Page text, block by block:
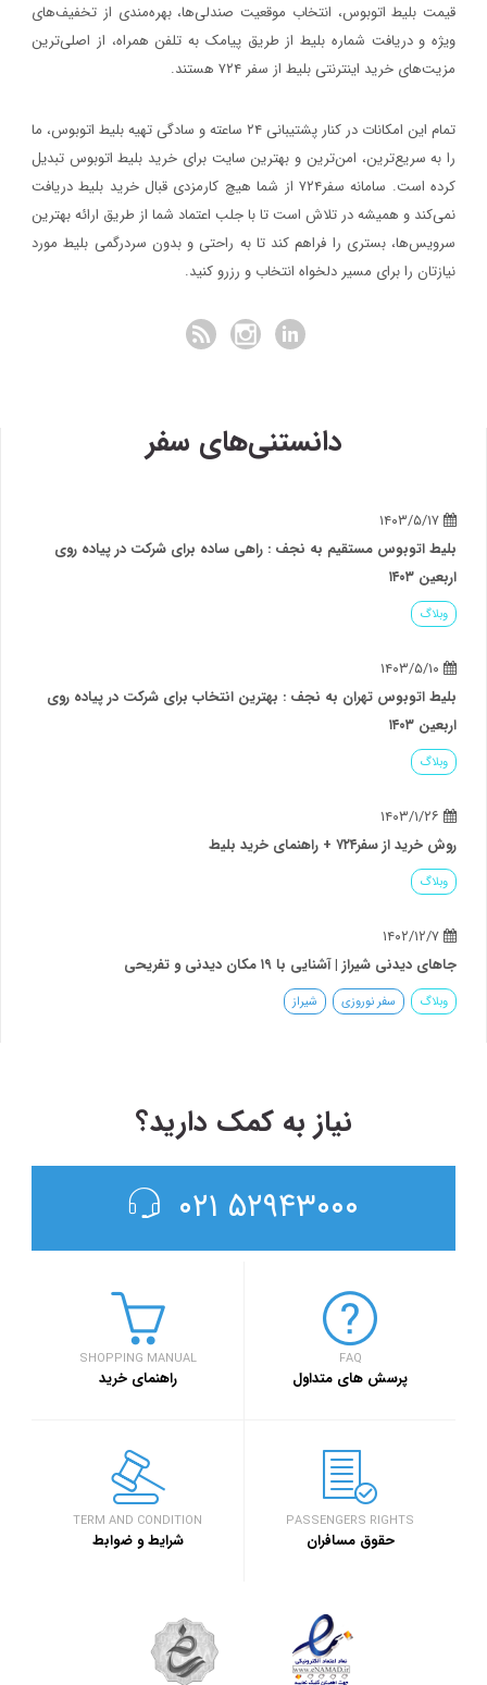
قیمت بلیط اتوبوس، انتخاب موقعیت صندلی‌ها، بهره‌مندی از تخفیف‌های
ویژه و دریافت شماره‌ بلیط از طریق پیامک به تلفن همراه، از اصلی‌ترین
مزیت‌های خرید اینترنتی بلیط از سفر ۷۲۴ هستند.
تمام این امکانات در کنار پشتیبانی‌ ۲۴ ساعته و سادگی تهیه بلیط اتوبوس، ما
را به سریع‌ترین، امن‌ترین و بهترین سایت برای خرید بلیط اتوبوس تبدیل
کرده است. سامانه سفر۷۲۴ از شما هیچ کارمزدی قبال خرید بلیط دریافت
نمی‌کند و همیشه در تلاش است تا با جلب اعتماد شما از طریق ارائه بهترین
سرویس‌ها، بستری را فراهم کند تا به راحتی و بدون سردرگمی بلیط مورد
نیازتان را برای مسیر دلخواه انتخاب و رزرو کنید.
دانستنی‌های سفر
بلیط اتوبوس مستقیم به نجف : راهی ساده برای شرکت در پیاده روی
اربعین ۱۴۰۳
وبلاگ
بلیط اتوبوس تهران به نجف : بهترین انتخاب برای شرکت در پیاده روی
اربعین ۱۴۰۳
وبلاگ
روش خرید از سفر۷۲۴ + راهنمای خرید بلیط
وبلاگ
جاهای دیدنی شیراز | آشنایی با ۱۹ مکان دیدنی و تفریحی
وبلاگ سفر نوروزی شیراز
نیاز به کمک دارید؟
۵۲۹۴۳۰۰۰ ۰۲۱
SHOPPING MANUAL
راهنمای خرید
FAQ
پرسش های متداول
TERM AND CONDITION
شرایط و ضوابط
PASSENGERS RIGHTS
حقوق مسافران